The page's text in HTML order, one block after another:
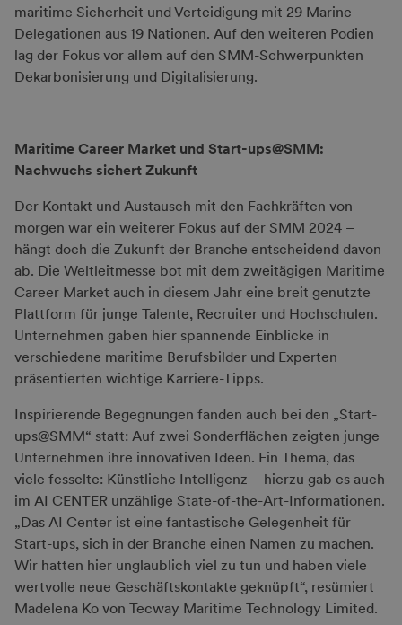
maritime Sicherheit und Verteidigung mit 29 Marine-
Delegationen aus 19 Nationen. Auf den weiteren Podien
lag der Fokus vor allem auf den SMM-Schwerpunkten
Dekarbonisierung und Digitalisierung.
Maritime Career Market und Start-ups@SMM:
Nachwuchs sichert Zukunft
Der Kontakt und Austausch mit den Fachkräften von
morgen war ein weiterer Fokus auf der SMM 2024 –
hängt doch die Zukunft der Branche entscheidend davon
ab. Die Weltleitmesse bot mit dem zweitägigen Maritime
Career Market auch in diesem Jahr eine breit genutzte
Plattform für junge Talente, Recruiter und Hochschulen.
Unternehmen gaben hier spannende Einblicke in
verschiedene maritime Berufsbilder und Experten
präsentierten wichtige Karriere-Tipps.
Inspirierende Begegnungen fanden auch bei den „Start-
ups@SMM“ statt: Auf zwei Sonderflächen zeigten junge
Unternehmen ihre innovativen Ideen. Ein Thema, das
viele fesselte: Künstliche Intelligenz – hierzu gab es auch
im AI CENTER unzählige State-of-the-Art-Informationen.
„Das AI Center ist eine fantastische Gelegenheit für
Start-ups, sich in der Branche einen Namen zu machen.
Wir hatten hier unglaublich viel zu tun und haben viele
wertvolle neue Geschäftskontakte geknüpft“, resümiert
Madelena Ko von Tecway Maritime Technology Limited.